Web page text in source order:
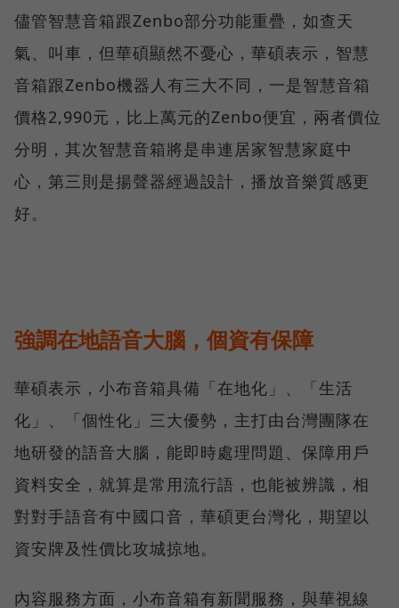
儘管智慧音箱跟Zenbo部分功能重疊，如查天
氣、叫車，但華碩顯然不憂心，華碩表示，智慧
音箱跟Zenbo機器人有三大不同，一是智慧音箱
價格2,990元，比上萬元的Zenbo便宜，兩者價位
分明，其次智慧音箱將是串連居家智慧家庭中
心，第三則是揚聲器經過設計，播放音樂質感更
好。
強調在地語音大腦，個資有保障
華碩表示，小布音箱具備「在地化」、「生活
化」、「個性化」三大優勢，主打由台灣團隊在
地研發的語音大腦，能即時處理問題、保障用戶
資料安全，就算是常用流行語，也能被辨識，相
對對手語音有中國口音，華碩更台灣化，期望以
資安牌及性價比攻城掠地。
內容服務方面，小布音箱有新聞服務，與華視線